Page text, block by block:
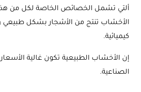
ألتي تشمل الخصائص الخاصة لكل من
الأخشاب تنتج من الأشجار بشكل طبيعي
كيميائية.
إن الأخشاب الطبيعية تكون غالية
الصناعية.